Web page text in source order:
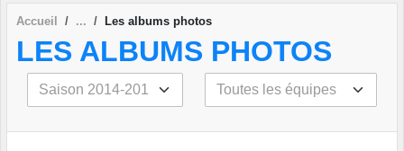
Accueil Les albums photos
LES ALBUMS PHOTOS